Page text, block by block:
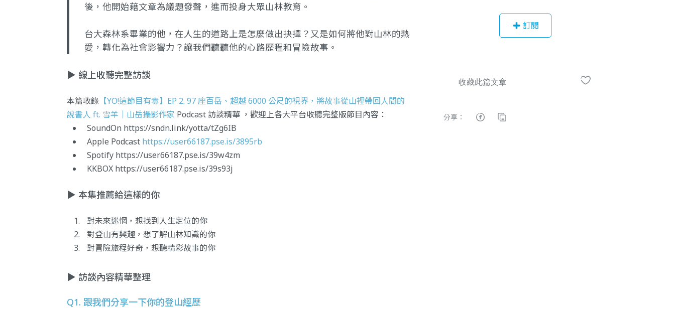
後，他開始藉文章為議題發聲，進而投身大眾山林教育。
台大森林系畢業的他，在人生的道路上是怎麼做出抉擇？又是如何將他對山林的熱
愛，轉化為社會影響力？讓我們聽聽他的心路歷程和冒險故事。
▶️ 線上收聽完整訪談
本篇收錄 【YO!這節目有毒】EP 2. 97 座百岳、超越 6000 公尺的視界，將故事從山裡帶回人間的
說書人 ft. 雪羊｜山岳攝影作家 Podcast 訪談精華 ，歡迎上各大平台收聽完整版節目內容：
SoundOn https://sndn.link/yotta/tZg6IB
Apple Podcast https://user66187.pse.is/3895rb
Spotify https://user66187.pse.is/39w4zm
KKBOX https://user66187.pse.is/39s93j
▶️ 本集推薦給這樣的你
對未來迷惘，想找到人生定位的你
對登山有興趣，想了解山林知識的你
對冒險旅程好奇，想聽精彩故事的你
▶️ 訪談內容精華整理
Q1. 跟我們分享一下你的登山經歷
縮減產學落差。 從 2015 年開始，YO
TTA 致力於提供知識服務。我們希望
質。我們相信知識會賦予人們力量，
OTTA 是 10 的 24 次方，是知識相乘
訂閱
分享：